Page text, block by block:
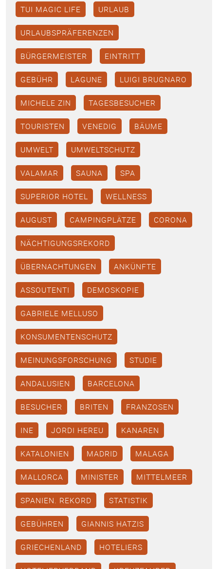
TUI MAGIC LIFE URLAUB
URLAUBSPRÄFERENZEN
BÜRGERMEISTER EINTRITT
GEBÜHR LAGUNE LUIGI BRUGNARO
MICHELE ZIN TAGESBESUCHER
TOURISTEN VENEDIG BÄUME
UMWELT UMWELTSCHUTZ
VALAMAR SAUNA SPA
SUPERIOR HOTEL WELLNESS
AUGUST CAMPINGPLÄTZE CORONA
NÄCHTIGUNGSREKORD
ÜBERNACHTUNGEN ANKÜNFTE
ASSOUTENTI DEMOSKOPIE
GABRIELE MELLUSO
KONSUMENTENSCHUTZ
MEINUNGSFORSCHUNG STUDIE
ANDALUSIEN BARCELONA
BESUCHER BRITEN FRANZOSEN
INE JORDI HEREU KANAREN
KATALONIEN MADRID MALAGA
MALLORCA MINISTER MITTELMEER
SPANIEN. REKORD STATISTIK
GEBÜHREN GIANNIS HATZIS
GRIECHENLAND HOTELIERS